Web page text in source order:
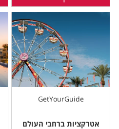
GetYourGuide
אטרקציות ברחבי העולם